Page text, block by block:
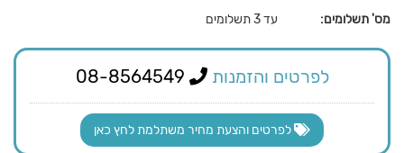
מס' תשלומים:
עד 3 תשלומים
לפרטים והזמנות
לפרטים והצעת מחיר משתלמת לחץ כאן